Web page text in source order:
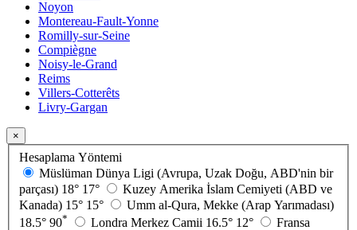
Noyon
Montereau-Fault-Yonne
Romilly-sur-Seine
Compiègne
Noisy-le-Grand
Reims
Villers-Cotterêts
Livry-Gargan
×
Hesaplama Yöntemi
Müslüman Dünya Ligi (Avrupa, Uzak Doğu, ABD'nin bir
parçası) 18° 17°
Kuzey Amerika İslam Cemiyeti (ABD ve
Kanada) 15° 15°
Umm al-Qura, Mekke (Arap Yarımadası)
18.5° 90* Londra Merkez Camii 16.5° 12°
Fransa